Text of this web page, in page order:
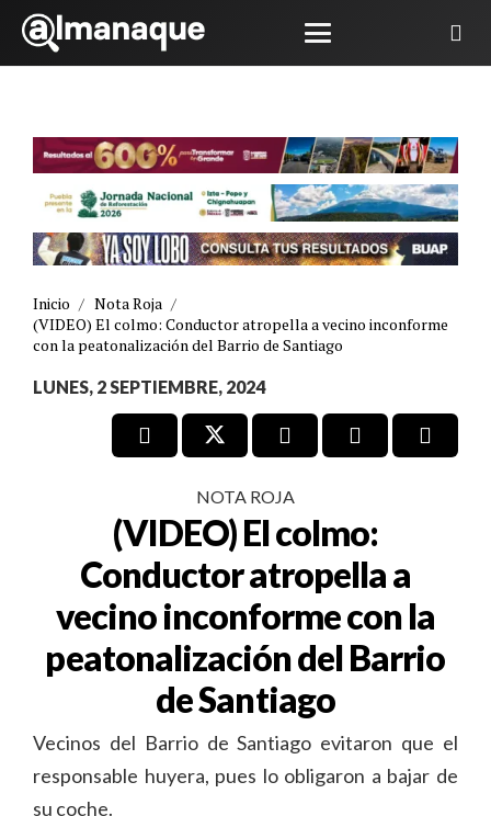
Inicio / Nota Roja /
(VIDEO) El colmo: Conductor atropella a vecino inconforme
con la peatonalización del Barrio de Santiago
LUNES, 2 SEPTIEMBRE, 2024
NOTA ROJA
(VIDEO) El colmo:
Conductor atropella a
vecino inconforme con la
peatonalización del Barrio
de Santiago
Vecinos del Barrio de Santiago evitaron que el
responsable huyera, pues lo obligaron a bajar de
su coche.